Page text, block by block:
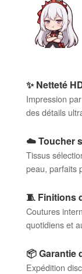
✨ Netteté
Impression
des détails
☁️ Toucher
Tissus
peau, parfaits
🧵 Finitions
Coutures
quotidiens et
📦 Garantie
Expédition